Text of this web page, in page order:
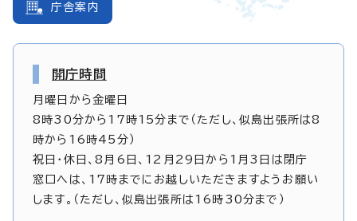
庁舎案内
開庁時間
月曜日から金曜日
8時30分から17時15分まで（ただし、似島出張所は8
時から16時45分）
祝日・休日、8月6日、12月29日から1月3日は閉庁
窓口へは、17時までにお越しいただきますようお願い
します。（ただし、似島出張所は16時30分まで）